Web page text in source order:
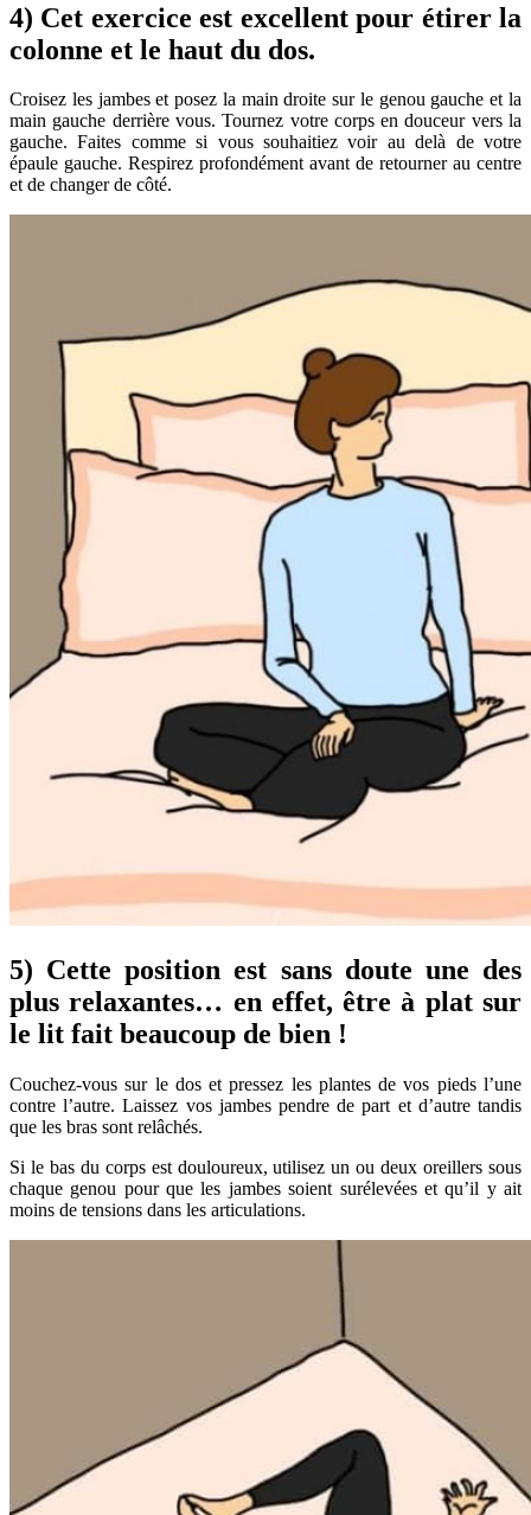
4) Cet exercice est excellent pour étirer la
colonne et le haut du dos.
Croisez les jambes et posez la main droite sur le genou gauche et la
main gauche derrière vous. Tournez votre corps en douceur vers la
gauche. Faites comme si vous souhaitiez voir au delà de votre
épaule gauche. Respirez profondément avant de retourner au centre
et de changer de côté.
5) Cette position est sans doute une des
plus relaxantes… en effet, être à plat sur
le lit fait beaucoup de bien !
Couchez-vous sur le dos et pressez les plantes de vos pieds l’une
contre l’autre. Laissez vos jambes pendre de part et d’autre tandis
que les bras sont relâchés.
Si le bas du corps est douloureux, utilisez un ou deux oreillers sous
chaque genou pour que les jambes soient surélevées et qu’il y ait
moins de tensions dans les articulations.